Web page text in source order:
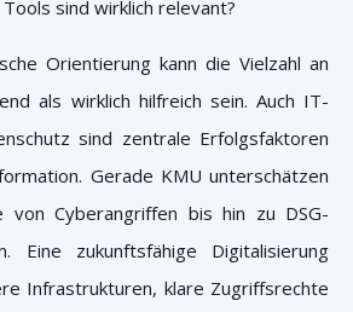
sind wirklich relevant?
Orientierung kann die Vielzahl an
als wirklich hilfreich sein. Auch IT-
sind zentrale Erfolgsfaktoren
Gerade KMU unterschätzen
Cyberangriffen bis hin zu DSG-
Eine zukunftsfähige Digitalisierung
Infrastrukturen, klare Zugriffsrechte